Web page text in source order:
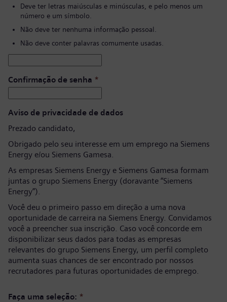
Deve ter letras maiúsculas e minúsculas, e pelo menos um
número e um símbolo.
Não deve ter nenhuma informação pessoal.
Não deve conter palavras comumente usadas.
Confirmação de senha *
Aviso de privacidade de dados
Prezado candidato,
Obrigado pelo seu interesse em um emprego na Siemens
Energy e/ou Siemens Gamesa.
As empresas Siemens Energy e Siemens Gamesa formam
juntas o grupo Siemens Energy (doravante “Siemens
Energy”).
Você deu o primeiro passo em direção a uma nova
oportunidade de carreira na Siemens Energy. Convidamos
você a preencher sua inscrição. Caso você concorde em
disponibilizar seus dados para todas as empresas
relevantes do grupo Siemens Energy, um perfil completo
aumenta suas chances de ser encontrado por nossos
recrutadores para futuras oportunidades de emprego.
Faça uma seleção: *